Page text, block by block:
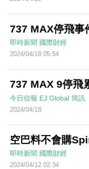
737 MAX停飛事
即時新聞 國際財經
2024/04/18 05:54
737 MAX 9停飛
今日信報 EJ Global 簡訊
2024/04/18
空巴料不會購
即時新聞 國際財經
2024/04/12 02:34